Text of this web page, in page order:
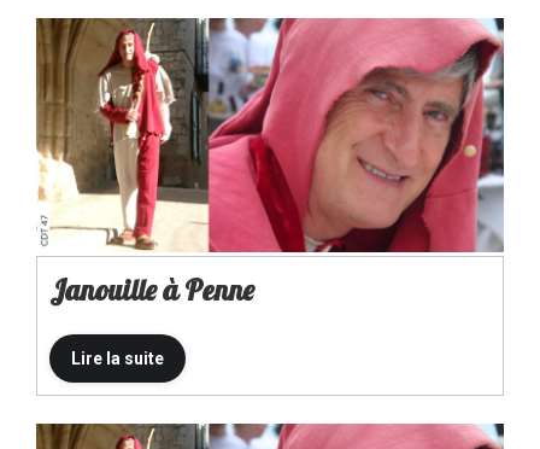
Janouille à Penne